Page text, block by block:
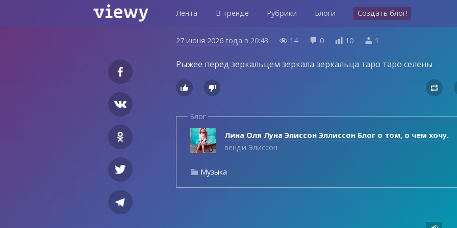
Лента В тренде Рубрики Блоги Создать блог!
27 июня 2026 года в 20:43  14  0  10  1
Рыжее перед зеркальцем зеркала зеркальца таро таро селены
  
Блог
Лина Оля Луна Элиссон Эллиссон Блог о том, о чем хочу.
венди Элиссон
 Музыка